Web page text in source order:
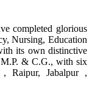
completed glorious
Nursing, Education
its own distinctive
M.P. & C.G., with six
, Raipur, Jabalpur ,